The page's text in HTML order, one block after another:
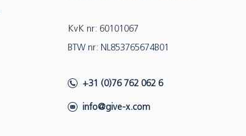
KvK nr: 60101067
BTW nr: NL853765674B01
+31 (0)76 762 062 6
info@give-x.com